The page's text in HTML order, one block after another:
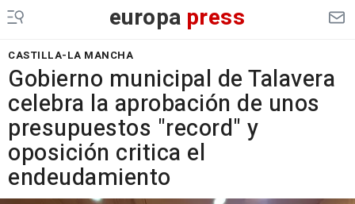
europa press
CASTILLA-LA MANCHA
Gobierno municipal de Talavera
celebra la aprobación de unos
presupuestos "record" y
oposición critica el
endeudamiento